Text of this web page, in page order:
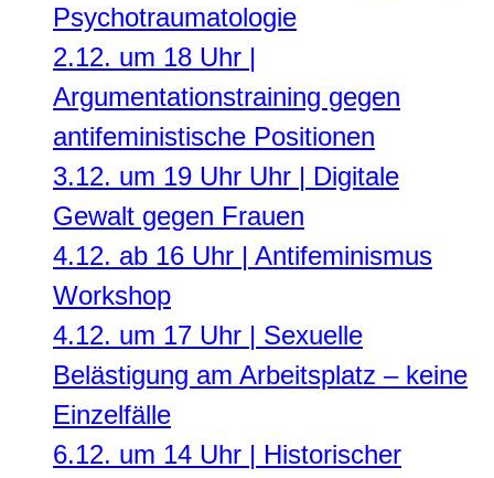
Psychotraumatologie
2.12. um 18 Uhr |
Argumentationstraining gegen
antifeministische Positionen
3.12. um 19 Uhr Uhr | Digitale
Gewalt gegen Frauen
4.12. ab 16 Uhr | Antifeminismus
Workshop
4.12. um 17 Uhr | Sexuelle
Belästigung am Arbeitsplatz – keine
Einzelfälle
6.12. um 14 Uhr | Historischer